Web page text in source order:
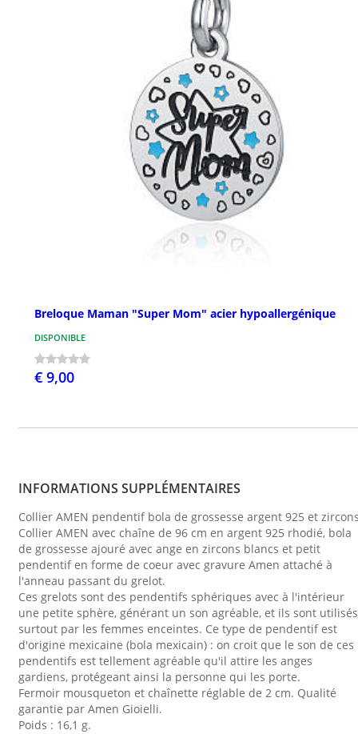
Breloque Maman "Super Mom" acier hypoallergénique
DISPONIBLE
€ 9,00
INFORMATIONS SUPPLÉMENTAIRES
Collier AMEN pendentif bola de grossesse argent 925 et
Collier AMEN avec chaîne de 96 cm en argent 925 rhodié, bola
de grossesse ajouré avec ange en zircons blancs et petit
pendentif en forme de coeur avec gravure Amen attaché à
l'anneau passant du grelot.
Ces grelots sont des pendentifs sphériques avec à l'intérieur
une petite sphère, générant un son agréable, et ils sont utilisés
surtout par les femmes enceintes. Ce type de pendentif est
d'origine mexicaine (bola mexicain) : on croit que le son de ces
pendentifs est tellement agréable qu'il attire les anges
gardiens, protégeant ainsi la personne qui les porte.
Fermoir mousqueton et chaînette réglable de 2 cm. Qualité
garantie par Amen Gioielli.
Poids : 16,1 g.